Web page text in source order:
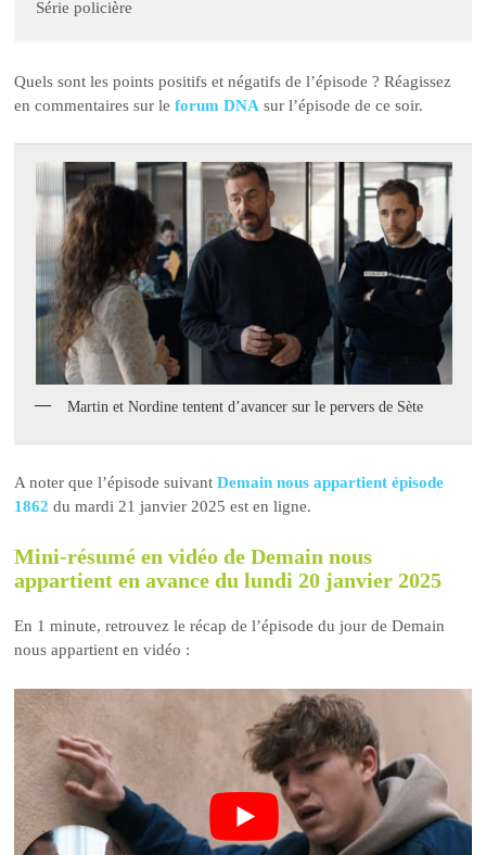
Série policière
Quels sont les points positifs et négatifs de l’épisode ? Réagissez
en commentaires sur leforum DNA sur l’épisode de ce soir.
Martin et Nordine tentent d’avancer sur le pervers de Sète
A noter que l’épisode suivantDemain nous appartient épisode
1862 du mardi 21 janvier 2025 est en ligne.
Mini-résumé en vidéo de Demain nous
appartient en avance du lundi 20 janvier 2025
En 1 minute, retrouvez le récap de l’épisode du jour de Demain
nous appartient en vidéo :